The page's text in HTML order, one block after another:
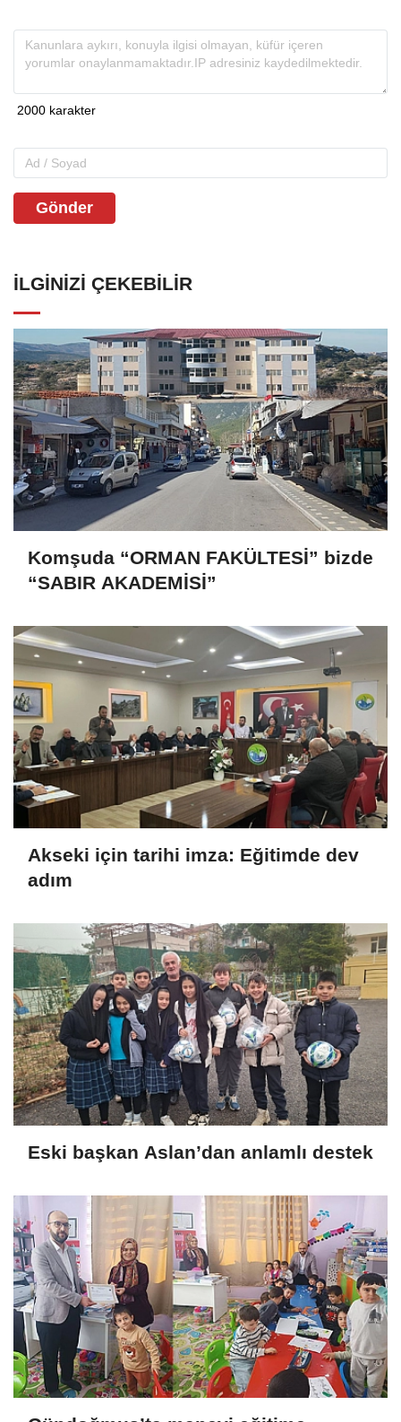
Gönder
İLGINIZI ÇEKEBILIR
Komşuda “ORMAN FAKÜLTESİ” bizde
“SABIR AKADEMİSİ”
Akseki için tarihi imza: Eğitimde dev
adım
Eski başkan Aslan’dan anlamlı destek